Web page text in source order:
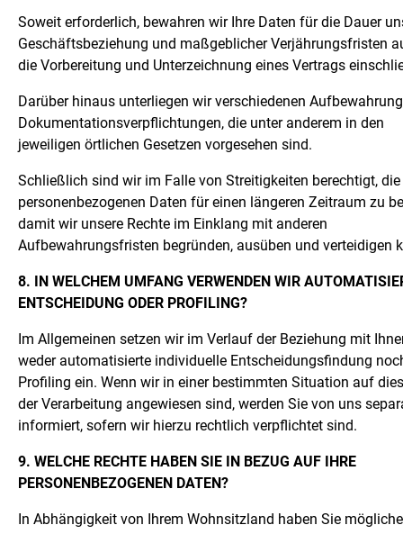
Soweit erforderlich, bewahren wir Ihre Daten für die Dauer
Geschäftsbeziehung und maßgeblicher Verjährungsfristen
die Vorbereitung und Unterzeichnung eines Vertrags
Darüber hinaus unterliegen wir verschiedenen
Dokumentationsverpflichtungen, die unter anderem in den
jeweiligen örtlichen Gesetzen vorgesehen sind.
Schließlich sind wir im Falle von Streitigkeiten berechtigt, die
personenbezogenen Daten für einen längeren Zeitraum zu
damit wir unsere Rechte im Einklang mit anderen
Aufbewahrungsfristen begründen, ausüben und verteidigen
8. IN WELCHEM UMFANG VERWENDEN WIR
ENTSCHEIDUNG ODER PROFILING?
Im Allgemeinen setzen wir im Verlauf der Beziehung mit
weder automatisierte individuelle Entscheidungsfindung
Profiling ein. Wenn wir in einer bestimmten Situation auf
der Verarbeitung angewiesen sind, werden Sie von uns
informiert, sofern wir hierzu rechtlich verpflichtet sind.
9. WELCHE RECHTE HABEN SIE IN BEZUG AUF IHRE
PERSONENBEZOGENEN DATEN?
In Abhängigkeit von Ihrem Wohnsitzland haben Sie